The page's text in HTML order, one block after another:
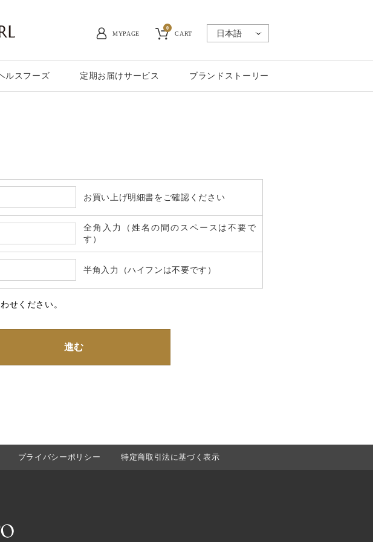
MYPAGE CART
0
ルスフーズ 定期お届けサービス ブランドストーリー
お買い上げ明細書をご確認ください
全角入力（姓名の間のスペースは不要で
す）
半角入力（ハイフンは不要です）
せください。
進む
プライバシーポリシー 特定商取引法に基づく表示